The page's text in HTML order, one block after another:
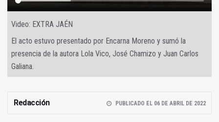
Video: EXTRA JAÉN
El acto estuvo presentado por Encarna Moreno y sumó la
presencia de la autora Lola Vico, José Chamizo y Juan Carlos
Galiana.
Redacción PUBLICADO EL 06 DE ABRIL DE 2022